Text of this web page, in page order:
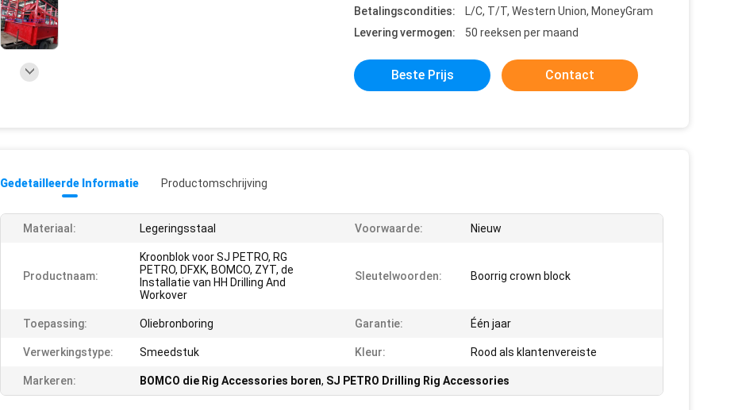
Betalingscondities:
L/C, T/T, Western Union, MoneyGram
Levering vermogen:
50 reeksen per maand
Beste Prijs Contact
Gedetailleerde Informatie Productomschrijving
Materiaal: Legeringsstaal Voorwaarde: Nieuw
Productnaam:
Kroonblok voor SJ PETRO, RG
PETRO, DFXK, BOMCO, ZYT, de
Installatie van HH Drilling And
Workover
Sleutelwoorden: Boorrig crown block
Toepassing: Oliebronboring Garantie: Één jaar
Verwerkingstype: Smeedstuk Kleur: Rood als klantenvereiste
Markeren: BOMCO die Rig Accessories boren, SJ PETRO Drilling Rig Accessories